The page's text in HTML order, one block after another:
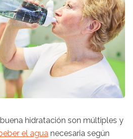
hidratación son múltiples y
el agua necesaria según